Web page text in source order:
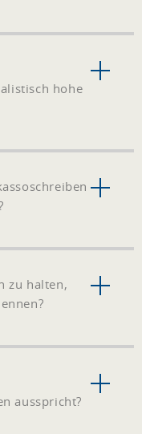
hohe
zu halten,
ausspricht?